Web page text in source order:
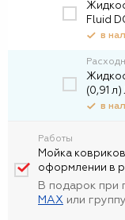
Fluid
в
(0,91
в
Работы
Мойка
оформлении в
В подарок при
MAX или